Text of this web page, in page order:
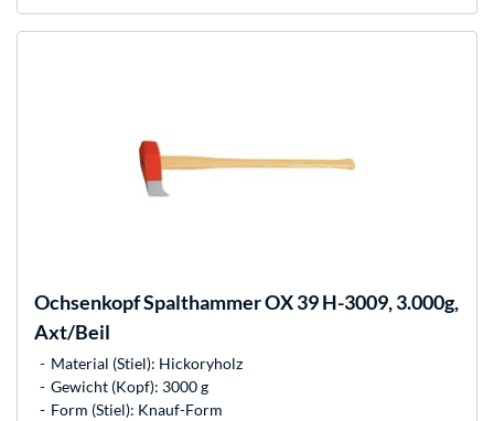
OchsenkopfSpalthammer OX 39 H-3009, 3.000g,
Axt/Beil
Material (Stiel): Hickoryholz
Gewicht (Kopf): 3000 g
Form (Stiel): Knauf-Form